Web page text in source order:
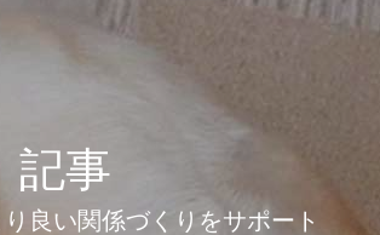
記事
良い関係づくりをサポート